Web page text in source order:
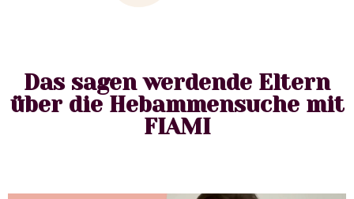
Das sagen werdende Eltern
über die Hebammensuche mit
FIAMI